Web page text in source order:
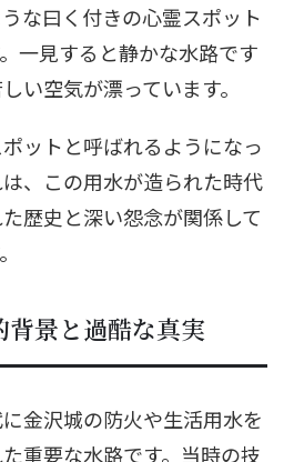
な曰く付きの心霊スポット
一見すると静かな水路です
い空気が漂っています。
ットと呼ばれるようになっ
、この用水が造られた時代
歴史と深い怨念が関係して
景と過酷な真実
金沢城の防火や生活用水を
重要な水路です。当時の技